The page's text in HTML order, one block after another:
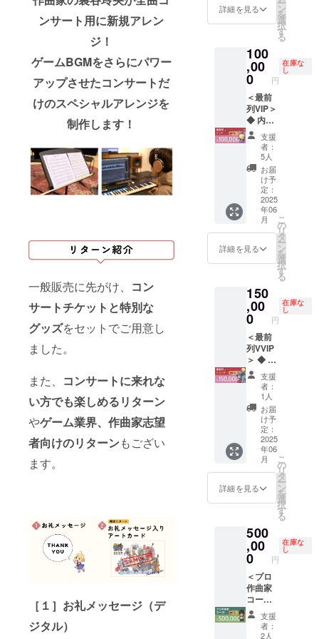
ンサート用に新規アレン
ジ！
ゲームBGMをさらにパワー
アップさせたコンサートだ
けのスペシャルアレンジを
制作します！
一般販売に先がけ、 コン
サートチケットと特別な
グッズをセットでご用意し
ました。
また、 コンサートに来れな
い方でも楽しめるリターン
やゲーム業界、作曲家志望
者向けのリターンもござい
ます。
［１］ お礼メッセージ（デ
ジタル）
ト準備
のた
ターン
の送付
時期が
変動す
る可能
性があ
りま
す。そ
の際は
活動報
告にて
事前に
ご連絡
します
が、何
卒ご容
赦くだ
◆ お届
け方
CAMPF
IREメッ
セージ
機能で
送付：
[４][８]
[９] ・
ご指定
のご住
所へ送
付：[２]
[５][６]
[７][10]
[12][14]
[15]
月：[８]
・2025
・2025
年６
月：
[10] ※コ
ンサー
ト準備
のた
め、リ
ターン
の送付
時期が
変動す
る可能
性があ
りま
す。そ
活動報
告にて
します
が、何
卒ご容
赦くだ
さい。
◆ お届
け方
法： ・
CAMPF
IREメッ
セージ
機能で
送付：
[４][８]
[９] ・
ご指定
所へ送
付：[２]
[12][14]
[15]
（コン
サート
ト）
[14] 光
るLED
リスト
バンド
[15] 記
念オル
ゴール
※番号は
本文の
「リ
ターン
紹介」
と共通
です。
◆ お届
定： ・
2024年
2025年
１月～
２月初
旬：[２]
[５][６]
[７][12]
[14][15]
・2025
年４
月：[８]
・2025
年５
月：[９]
・2025
年６
月：
ンサー
ト準備
ターン
の送付
時期が
変動す
る可能
性があ
りま
す。そ
の際は
ト映像
タル）
[10] コ
ンサー
ト映像
DVD
[11] ク
レジッ
ト掲載
（コン
サート
映像）
[12] コ
ンサー
トパン
フレッ
ト [13]
クレ
ジット
パンフ
レッ
ト）
[14] 光
るLED
リスト
バンド
[15] 記
念オル
ゴール
※番号は
本文の
「リ
ターン
紹介」
と共通
です。
◆ お届
９月：
[４] ・
2025年
１月～
２月初
旬：[２]
[５][６]
[７][12]
[14][15]
・2025
種）
ウンド
トラッ
ク LPレ
コード
２枚組
[８] コ
ンサー
ト音源
ダウン
ロード
（デジ
タル）
[９] コ
ンサー
ト映像
配信視
聴権
（デジ
ト映像
DVD
[11] ク
レジッ
ト掲載
（コン
サート
映像）
[12] コ
ンサー
トパン
フレッ
ト [13]
クレ
ジット
掲載
（コン
サート
[14] 光
るLED
リスト
バンド
[15] 記
念オル
ゴール
[17] チ
ケット
（前列
ルアレ
ンジフ
ルアル
（デジ
タル）
[５] 8bit
チップ
チュー
ンアレ
ンジCD
[６] オ
リジナ
ル・サ
ウンド
トラッ
ク DL
カード
（４
種）
[７] オ
リジナ
ル・サ
ウンド
ク LPレ
コード
２枚組
[８] コ
ンサー
ト音源
ダウン
ロード
（デジ
タル）
[９] コ
ンサー
ト映像
配信視
聴権
（デジ
タル）
[10] コ
ンサー
ト映像
[11] ク
レジッ
ト掲載
（コン
サート
映像）
[12] コ
ンサー
トパン
フレッ
詳細を見る ン
を
選
択
す
る
100
,00
0 円
在庫な
し
＜最前
列VIP＞
◆ 内容
物：
[２] お
礼メッ
セージ
入り
アート
カード
[４] オ
ルゴー
ルアレ
ンジフ
ルアル
バム
タル）
[５] 8bit
チップ
チュー
ンアレ
ンジCD
[６] オ
リジナ
ル・サ
ウンド
トラッ
ク DL
カード
（４
種）
[７] オ
リジナ
ル・サ
ウンド
トラッ
コード
２枚組
[８] コ
ンサー
ト音源
ダウン
ロード
（デジ
タル）
[９] コ
支援
者：
5人
お届
け予
定：
2025
年06
月
詳細を見る
こ
の
リ
タ
ー
ン
を
選
択
す
る
150
,00
0 円
在庫な
し
＜最前
列VVIP
＞ ◆ 内
容物：
[２] お
礼メッ
セージ
入り
アート
カード
[３] の
ぼり旗
[４] オ
ルゴー
ルアレ
ンジフ
バム
（デジ
タル）
[５] 8bit
チップ
チュー
ンアレ
ンジCD
[６] オ
リジナ
支援
者：
1人
お届
け予
定：
2025
年06
月
詳細を見る
こ
の
リ
タ
ー
ン
を
選
択
す
る
500
,00
0 円
在庫な
し
＜プロ
作曲家
コース
＞ 事前
に以下
のnote
支援
者：
2人